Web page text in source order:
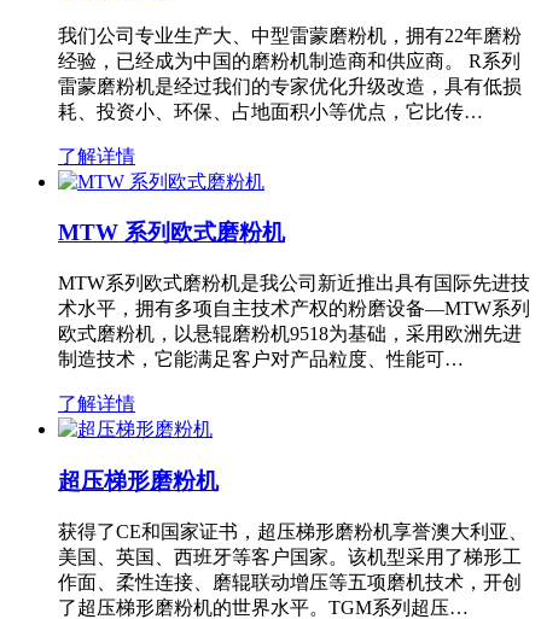
我们公司专业生产大、中型雷蒙磨粉机，拥有22年磨粉
经验，已经成为中国的磨粉机制造商和供应商。 R系列
雷蒙磨粉机是经过我们的专家优化升级改造，具有低损
耗、投资小、环保、占地面积小等优点，它比传…
了解详情
MTW 系列欧式磨粉机
MTW系列欧式磨粉机是我公司新近推出具有国际先进技
术水平，拥有多项自主技术产权的粉磨设备—MTW系列
欧式磨粉机，以悬辊磨粉机9518为基础，采用欧洲先进
制造技术，它能满足客户对产品粒度、性能可…
了解详情
超压梯形磨粉机
获得了CE和国家证书，超压梯形磨粉机享誉澳大利亚、
美国、英国、西班牙等客户国家。该机型采用了梯形工
作面、柔性连接、磨辊联动增压等五项磨机技术，开创
了超压梯形磨粉机的世界水平。TGM系列超压…